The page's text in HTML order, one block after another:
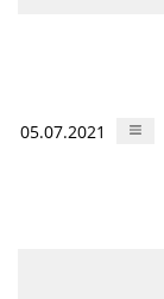
05.07.2021